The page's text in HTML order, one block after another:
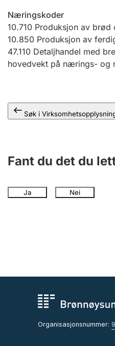
Offentlig sektor
Andre tema
Næringskoder
10.710 Produksjon av
10.850 Produksjon av
47.110 Detaljhandel med
hovedvekt på nærings- og
Søk i
Fant du det du
Ja Nei
Organisasjonsnummer: